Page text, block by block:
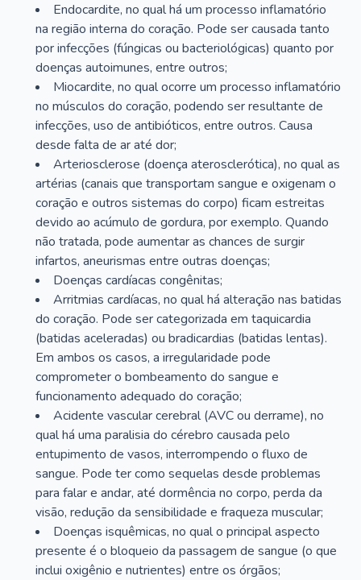
Endocardite, no qual há um processo inflamatório
na região interna do coração. Pode ser causada tanto
por infecções (fúngicas ou bacteriológicas) quanto por
doenças autoimunes, entre outros;
Miocardite, no qual ocorre um processo inflamatório
no músculos do coração, podendo ser resultante de
infecções, uso de antibióticos, entre outros. Causa
desde falta de ar até dor;
Arteriosclerose (doença aterosclerótica), no qual as
artérias (canais que transportam sangue e oxigenam o
coração e outros sistemas do corpo) ficam estreitas
devido ao acúmulo de gordura, por exemplo. Quando
não tratada, pode aumentar as chances de surgir
infartos, aneurismas entre outras doenças;
Doenças cardíacas congênitas;
Arritmias cardíacas, no qual há alteração nas batidas
do coração. Pode ser categorizada em taquicardia
(batidas aceleradas) ou bradicardias (batidas lentas).
Em ambos os casos, a irregularidade pode
comprometer o bombeamento do sangue e
funcionamento adequado do coração;
Acidente vascular cerebral (AVC ou derrame), no
qual há uma paralisia do cérebro causada pelo
entupimento de vasos, interrompendo o fluxo de
sangue. Pode ter como sequelas desde problemas
para falar e andar, até dormência no corpo, perda da
visão, redução da sensibilidade e fraqueza muscular;
Doenças isquêmicas, no qual o principal aspecto
presente é o bloqueio da passagem de sangue (o que
inclui oxigênio e nutrientes) entre os órgãos;